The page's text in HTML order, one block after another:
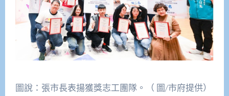
圖說：張市長表揚獲獎志工團隊。（ 圖/市府提供）